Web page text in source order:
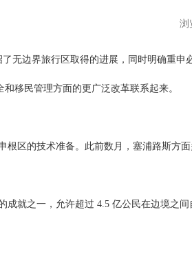
浏
边界旅行区取得的进展，同时明确重申
移民管理方面的更广泛改革联系起来。
根区的技术准备。此前数月，塞浦路斯方
成就之一，允许超过 4.5 亿公民在边境之间